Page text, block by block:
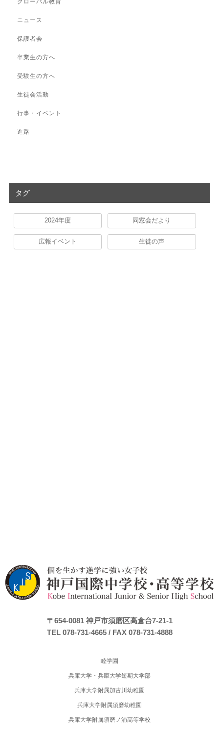
ニュース
保護者会
卒業生の方へ
受験生の方へ
生徒会活動
行事・イベント
進路
タグ
2024年度 同窓会だより
広報イベント 生徒の声
〒654-0081 神戸市須磨区高倉台7-21-1
TEL 078-731-4665/ FAX 078-731-4888
睦学園
兵庫大学・兵庫大学短期大学部
兵庫大学附属加古川幼稚園
兵庫大学附属須磨幼稚園
兵庫大学附属須磨ノ浦高等学校